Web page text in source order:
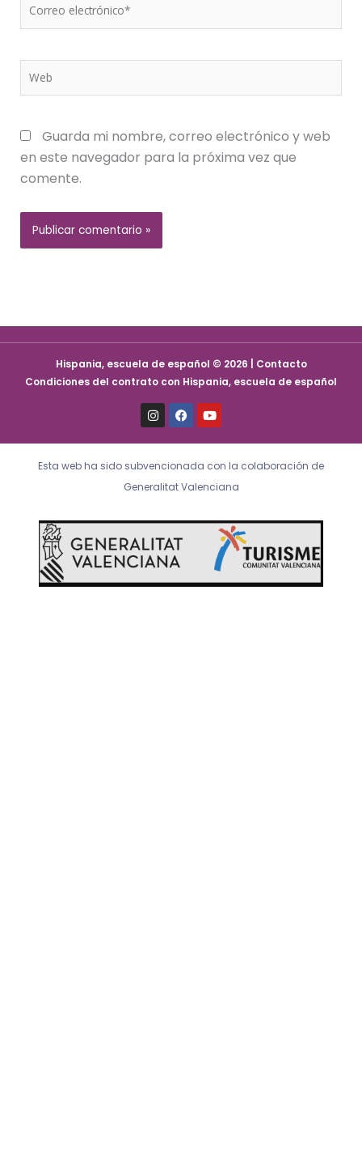
Web
Guarda mi nombre, correo electrónico y web
en este navegador para la próxima vez que
comente.
Hispania, escuela de español © 2026 | Contacto
Condiciones del contrato con Hispania, escuela de español
I
n
s
t
g
r
a
F
a
c
e
o
o
k
Y
o
u
t
b
e
Esta web ha sido subvencionada con la colaboración de
Generalitat Valenciana